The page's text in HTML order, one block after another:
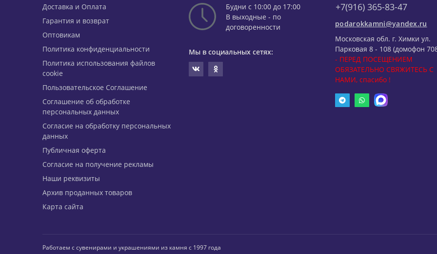
Доставка и Оплата
Гарантия и возврат
Оптовикам
Политика конфиденциальности
Политика использования файлов
cookie
Пользовательское Соглашение
Соглашение об обработке
персональных данных
Согласие на обработку персональных
данных
Публичная оферта
Согласие на получение рекламы
Наши реквизиты
Архив проданных товаров
Карта сайта
Будни с 10:00 до 17:00
В выходные - по
договоренности
Мы в социальных сетях:
+7(916) 365-83-47
podarokkamni@yandex.ru
Московская обл. г. Химки ул.
Парковая 8 - 108 (домофон
- ПЕРЕД ПОСЕЩЕНИЕМ
ОБЯЗАТЕЛЬНО СВЯЖИТЕСЬ С
НАМИ, спасибо !
Работаем с сувенирами и украшениями из камня с 1997 года